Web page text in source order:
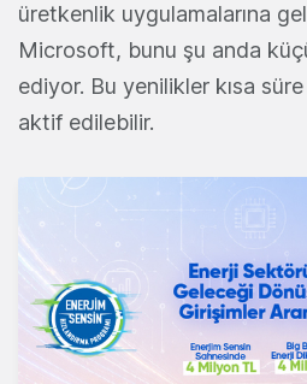
üretkenlik uygulamalarına
Microsoft, bunu şu anda
ediyor. Bu yenilikler kısa
aktif edilebilir.